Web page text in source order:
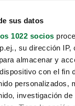
sus datos
1022 socios
su dirección IP,
almacenar y
con el fin
personalizados,
investigación de
no
hasta